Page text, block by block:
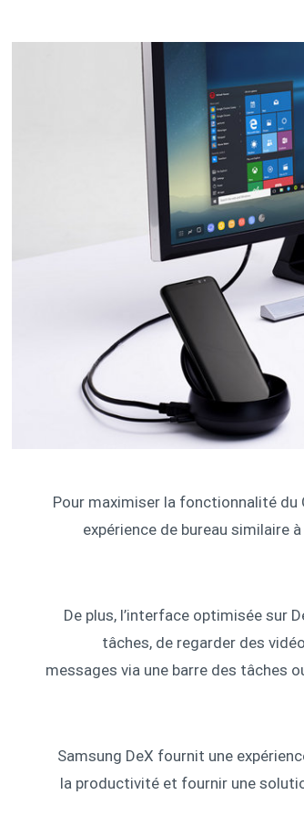
Pour maximiser la fonctionnalité du
expérience de bureau similaire
De plus, l’interface optimisée sur
tâches, de regarder des
messages via une barre des tâches
Samsung DeX fournit une
la productivité et fournir une